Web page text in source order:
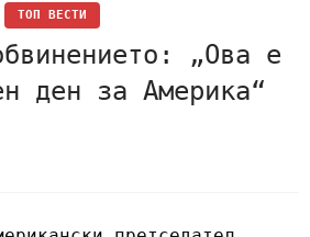
ТОП ВЕСТИ
„Ова е
ден за Америка“